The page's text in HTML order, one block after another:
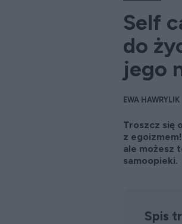
Self
do
jego
EWA HAWRYLIK
Troszcz się
z
ale możesz
samoopieki.
Spis